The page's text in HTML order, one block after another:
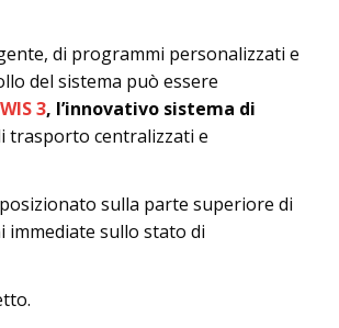
di programmi personalizzati e
del sistema può essere
3, l’innovativo sistema di
trasporto centralizzati e
sulla parte superiore di
sullo stato di